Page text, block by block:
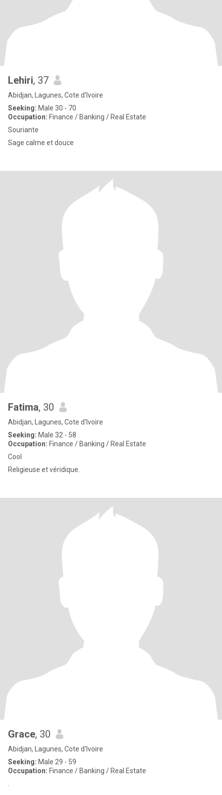
Lehiri, 37
Abidjan, Lagunes, Cote d'Ivoire
Seeking: Male 30 - 70
Occupation: Finance / Banking / Real Estate
Souriante
Sage calme et douce
Fatima, 30
Abidjan, Lagunes, Cote d'Ivoire
Seeking: Male 32 - 58
Occupation: Finance / Banking / Real Estate
Cool
Religieuse et véridique.
Grace, 30
Abidjan, Lagunes, Cote d'Ivoire
Seeking: Male 29 - 59
Occupation: Finance / Banking / Real Estate